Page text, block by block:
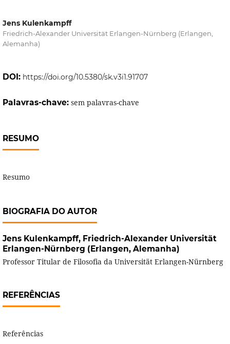
Jens Kulenkampff
Friedrich-Alexander Universität Erlangen-Nürnberg (Erlangen,
Alemanha)
DOI: https://doi.org/10.5380/sk.v3i1.91707
Palavras-chave: sem palavras-chave
RESUMO
Resumo
BIOGRAFIA DO AUTOR
Jens Kulenkampff, Friedrich-Alexander Universität
Erlangen-Nürnberg (Erlangen, Alemanha)
Professor Titular de Filosofia da Universität Erlangen-Nürnberg
REFERÊNCIAS
Referências